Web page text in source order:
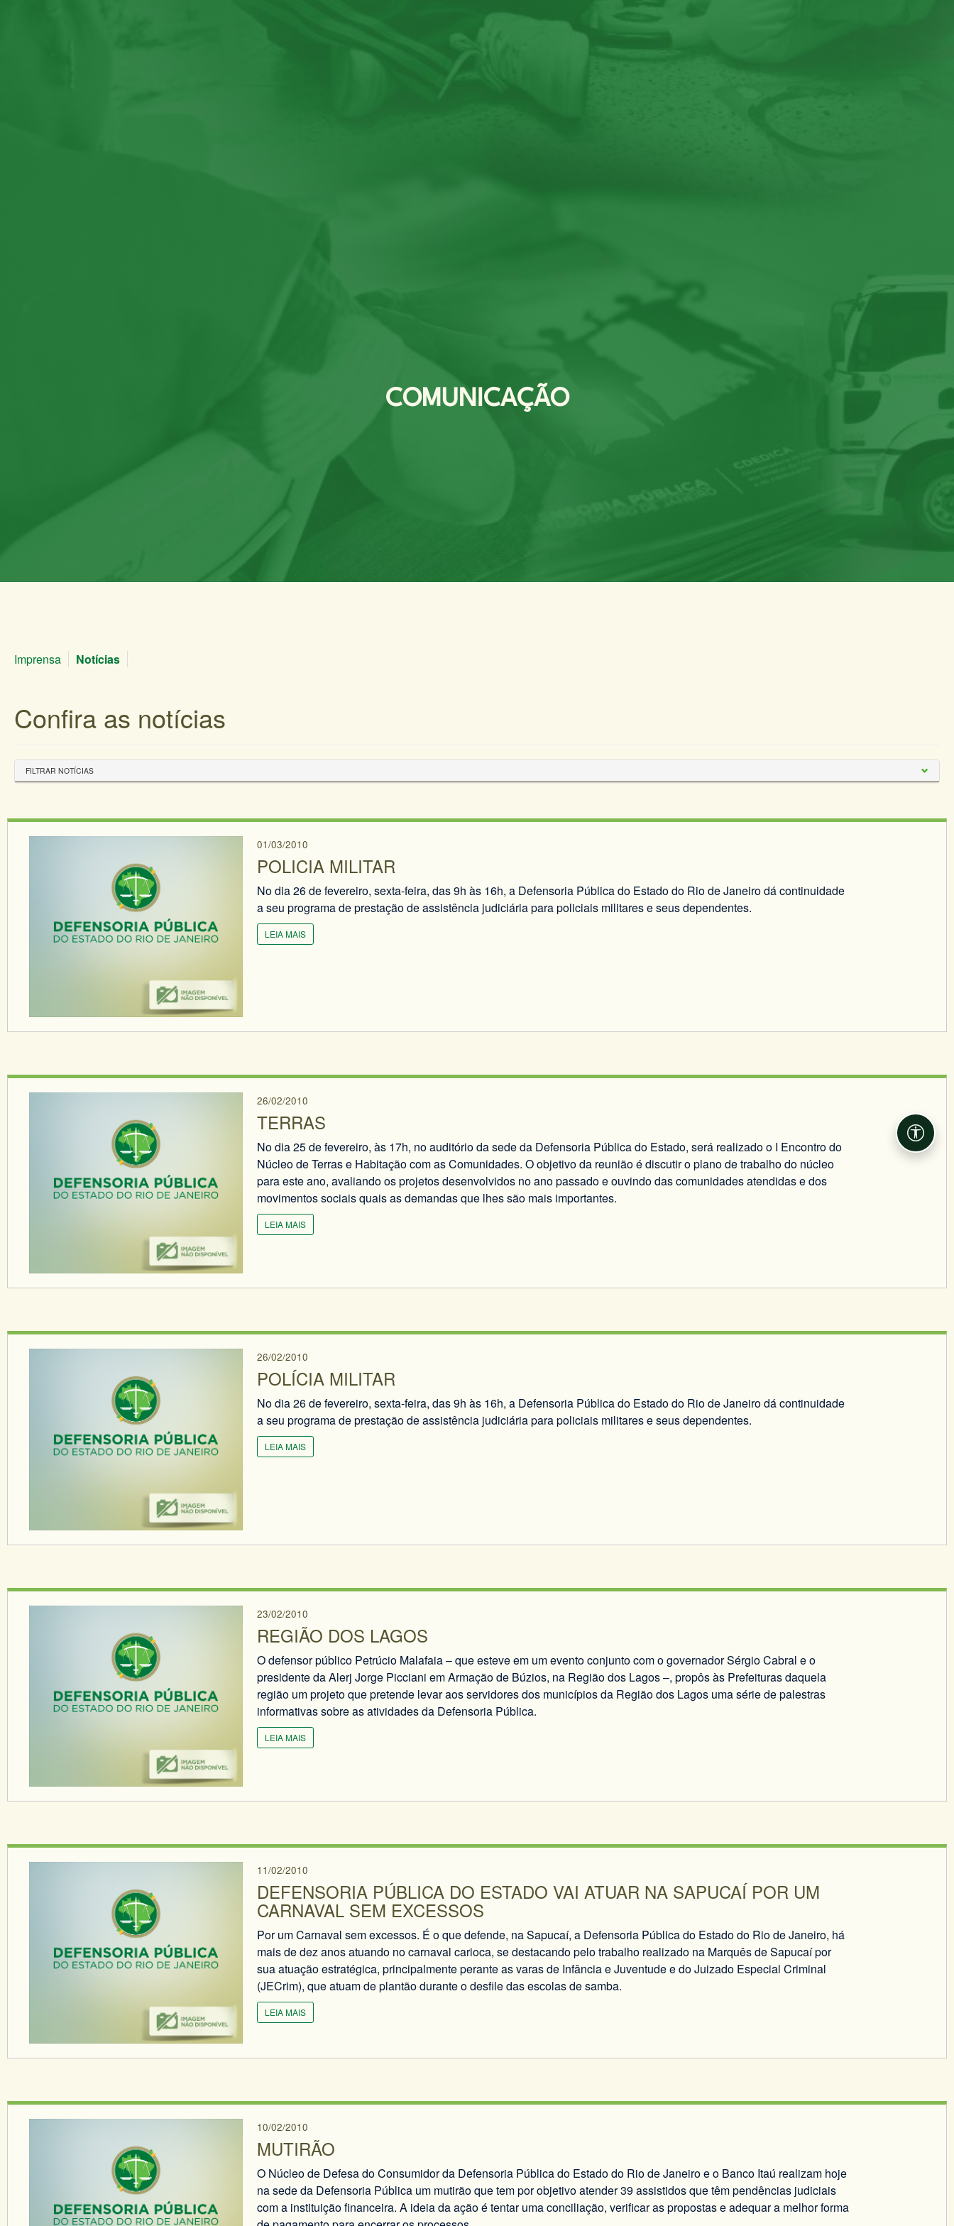
COMUNICAÇÃO
Imprensa Notícias
Confira as notícias
FILTRAR NOTÍCIAS
01/03/2010
POLICIA MILITAR
No dia 26 de fevereiro, sexta-feira, das 9h às 16h, a Defensoria Pública do Estado do Rio de Janeiro dá continuidade
a seu programa de prestação de assistência judiciária para policiais militares e seus dependentes.
LEIA MAIS
26/02/2010
TERRAS
No dia 25 de fevereiro, às 17h, no auditório da sede da Defensoria Pública do Estado, será realizado o I Encontro do
Núcleo de Terras e Habitação com as Comunidades. O objetivo da reunião é discutir o plano de trabalho do núcleo
para este ano, avaliando os projetos desenvolvidos no ano passado e ouvindo das comunidades atendidas e dos
movimentos sociais quais as demandas que lhes são mais importantes.
LEIA MAIS
26/02/2010
POLÍCIA MILITAR
No dia 26 de fevereiro, sexta-feira, das 9h às 16h, a Defensoria Pública do Estado do Rio de Janeiro dá continuidade
a seu programa de prestação de assistência judiciária para policiais militares e seus dependentes.
LEIA MAIS
23/02/2010
REGIÃO DOS LAGOS
O defensor público Petrúcio Malafaia – que esteve em um evento conjunto com o governador Sérgio Cabral e o
presidente da Alerj Jorge Picciani em Armação de Búzios, na Região dos Lagos –, propôs às Prefeituras daquela
região um projeto que pretende levar aos servidores dos municípios da Região dos Lagos uma série de palestras
informativas sobre as atividades da Defensoria Pública.
LEIA MAIS
11/02/2010
DEFENSORIA PÚBLICA DO ESTADO VAI ATUAR NA SAPUCAÍ POR UM
CARNAVAL SEM EXCESSOS
Por um Carnaval sem excessos. É o que defende, na Sapucaí, a Defensoria Pública do Estado do Rio de Janeiro, há
mais de dez anos atuando no carnaval carioca, se destacando pelo trabalho realizado na Marquês de Sapucaí por
sua atuação estratégica, principalmente perante as varas de Infância e Juventude e do Juizado Especial Criminal
(JECrim), que atuam de plantão durante o desfile das escolas de samba.
LEIA MAIS
10/02/2010
MUTIRÃO
O Núcleo de Defesa do Consumidor da Defensoria Pública do Estado do Rio de Janeiro e o Banco Itaú realizam hoje
na sede da Defensoria Pública um mutirão que tem por objetivo atender 39 assistidos que têm pendências judiciais
com a instituição financeira. A ideia da ação é tentar uma conciliação, verificar as propostas e adequar a melhor forma